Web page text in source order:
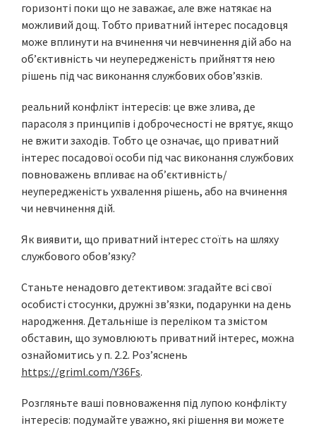
горизонті поки що не заважає, але вже натякає на
можливий дощ. Тобто приватний інтерес посадовця
може вплинути на вчинення чи невчинення дій або на
об’єктивність чи неупередженість прийняття нею
рішень під час виконання службових обов’язків.
реальний конфлікт інтересів: це вже злива, де
парасоля з принципів і доброчесності не врятує, якщо
не вжити заходів. Тобто це означає, що приватний
інтерес посадової особи під час виконання службових
повноважень впливає на об’єктивність/
неупередженість ухвалення рішень, або на вчинення
чи невчинення дій.
Як виявити, що приватний інтерес стоїть на шляху
службового обов’язку?
Станьте ненадовго детективом: згадайте всі свої
особисті стосунки, дружні зв’язки, подарунки на день
народження. Детальніше із переліком та змістом
обставин, що зумовлюють приватний інтерес, можна
ознайомитись у п. 2.2. Роз’яснень
https://griml.com/Y36Fs.
Розгляньте ваші повноваження під лупою конфлікту
інтересів: подумайте уважно, які рішення ви можете